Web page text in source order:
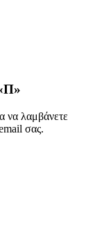
να λαμβάνετε
σας.